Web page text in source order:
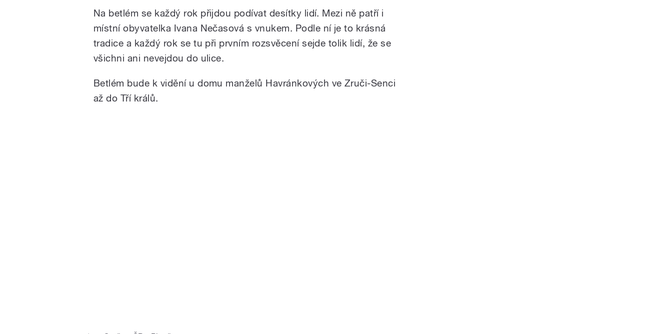
Na betlém se každý rok přijdou podívat desítky lidí. Mezi ně patří i
místní obyvatelka Ivana Nečasová s vnukem. Podle ní je to krásná
tradice a každý rok se tu při prvním rozsvěcení sejde tolik lidí, že se
všichni ani nevejdou do ulice.
Betlém bude k vidění u domu manželů Havránkových ve Zruči-Senci
až do Tří králů.